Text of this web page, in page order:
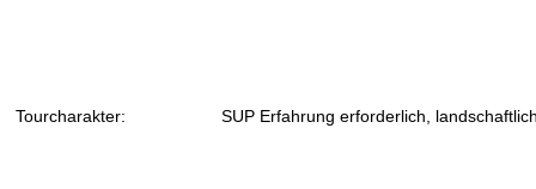
Tourcharakter: SUP Erfahrung erforderlich ,